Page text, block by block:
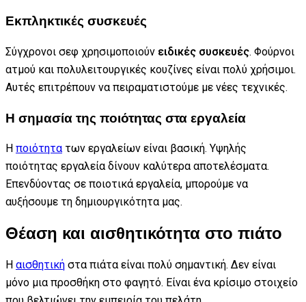
Εκπληκτικές συσκευές
Σύγχρονοι σεφ χρησιμοποιούν ειδικές συσκευές. Φούρνοι
ατμού και πολυλειτουργικές κουζίνες είναι πολύ χρήσιμοι.
Αυτές επιτρέπουν να πειραματιστούμε με νέες τεχνικές.
Η σημασία της ποιότητας στα εργαλεία
Η ποιότητατων εργαλείων είναι βασική. Υψηλής
ποιότητας εργαλεία δίνουν καλύτερα αποτελέσματα.
Επενδύοντας σε ποιοτικά εργαλεία, μπορούμε να
αυξήσουμε τη δημιουργικότητα μας.
Θέαση και αισθητικότητα στο πιάτο
Η αισθητική στα πιάτα είναι πολύ σημαντική. Δεν είναι
μόνο μια προσθήκη στο φαγητό. Είναι ένα κρίσιμο στοιχείο